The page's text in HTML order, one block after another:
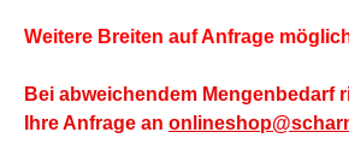
Weitere Breiten auf Anfrage
Bei abweichendem Mengenbedarf
Ihre Anfrage an